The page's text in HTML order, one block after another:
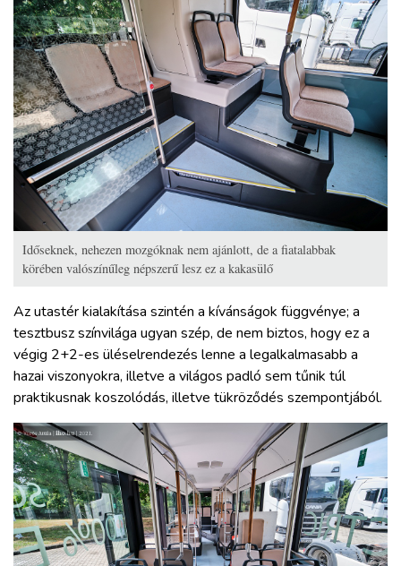
Időseknek, nehezen mozgóknak nem ajánlott, de a fiatalabbak
körében valószínűleg népszerű lesz ez a kakasülő
Az utastér kialakítása szintén a kívánságok függvénye; a
tesztbusz színvilága ugyan szép, de nem biztos, hogy ez a
végig 2+2-es üléselrendezés lenne a legalkalmasabb a
hazai viszonyokra, illetve a világos padló sem tűnik túl
praktikusnak koszolódás, illetve tükröződés szempontjából.